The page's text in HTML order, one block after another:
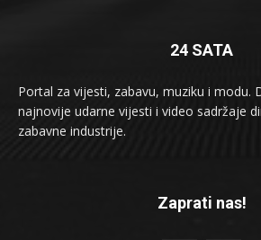
24 SATA
Portal za vijesti, zabavu, muziku i modu.
najnovije udarne vijesti i video sadržaje
zabavne industrije.
Zaprati nas!